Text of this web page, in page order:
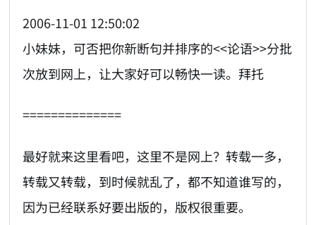
2006-11-01 12:50:02
小妹妹，可否把你新断句并排序的<<论语>>分批
次放到网上，让大家好可以畅快一读。拜托
==============
最好就来这里看吧，这里不是网上？转载一多，
转载又转载，到时候就乱了，都不知道谁写的，
因为已经联系好要出版的，版权很重要。